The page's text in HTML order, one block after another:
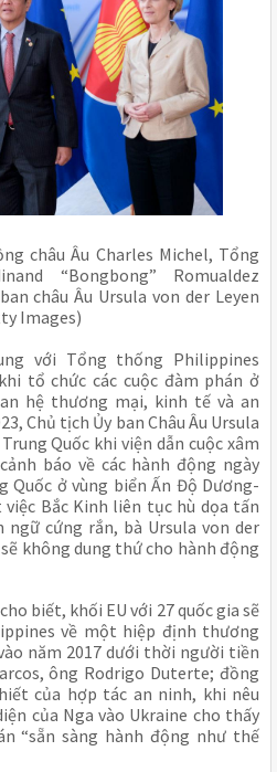
châu Âu Charles Michel, Tổng
“Bongbong” Romualdez
châu Âu Ursula von der Leyen
Images)
với Tổng thống Philippines
tổ chức các cuộc đàm phán ở
hệ thương mại, kinh tế và an
Chủ tịch Ủy ban Châu Âu Ursula
Quốc khi viện dẫn cuộc xâm
báo về các hành động ngày
Quốc ở vùng biển Ấn Độ Dương-
Bắc Kinh liên tục hù dọa tấn
ngữ cứng rắn, bà Ursula von der
không dung thứ cho hành động
biết, khối EU với 27 quốc gia sẽ
về một hiệp định thương
năm 2017 dưới thời người tiền
ông Rodrigo Duterte; đồng
của hợp tác an ninh, khi nêu
của Nga vào Ukraine cho thấy
“sẵn sàng hành động như thế